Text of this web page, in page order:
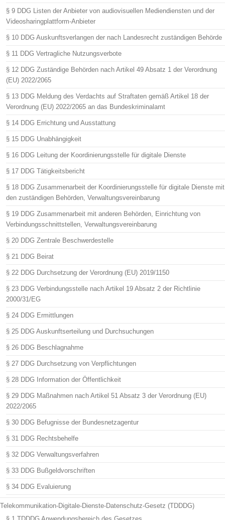
§ 9 DDG Listen der Anbieter von audiovisuellen Mediendiensten und der
Videosharingplattform-Anbieter
§ 10 DDG Auskunftsverlangen der nach Landesrecht zuständigen Behörde
§ 11 DDG Vertragliche Nutzungsverbote
§ 12 DDG Zuständige Behörden nach Artikel 49 Absatz 1 der Verordnung
(EU) 2022/2065
§ 13 DDG Meldung des Verdachts auf Straftaten gemäß Artikel 18 der
Verordnung (EU) 2022/2065 an das Bundeskriminalamt
§ 14 DDG Errichtung und Ausstattung
§ 15 DDG Unabhängigkeit
§ 16 DDG Leitung der Koordinierungsstelle für digitale Dienste
§ 17 DDG Tätigkeitsbericht
§ 18 DDG Zusammenarbeit der Koordinierungsstelle für digitale Dienste mit
den zuständigen Behörden, Verwaltungsvereinbarung
§ 19 DDG Zusammenarbeit mit anderen Behörden, Einrichtung von
Verbindungsschnittstellen, Verwaltungsvereinbarung
§ 20 DDG Zentrale Beschwerdestelle
§ 21 DDG Beirat
§ 22 DDG Durchsetzung der Verordnung (EU) 2019/1150
§ 23 DDG Verbindungsstelle nach Artikel 19 Absatz 2 der Richtlinie
2000/31/EG
§ 24 DDG Ermittlungen
§ 25 DDG Auskunftserteilung und Durchsuchungen
§ 26 DDG Beschlagnahme
§ 27 DDG Durchsetzung von Verpflichtungen
§ 28 DDG Information der Öffentlichkeit
§ 29 DDG Maßnahmen nach Artikel 51 Absatz 3 der Verordnung (EU)
2022/2065
§ 30 DDG Befugnisse der Bundesnetzagentur
§ 31 DDG Rechtsbehelfe
§ 32 DDG Verwaltungsverfahren
§ 33 DDG Bußgeldvorschriften
§ 34 DDG Evaluierung
Telekommunikation-Digitale-Dienste-Datenschutz-Gesetz (TDDDG)